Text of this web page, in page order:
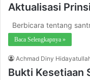
Aktualisasi
Berbicara tentang
Baca Selengkapnya »
Achmad Diny
Bukti Kesetiaan